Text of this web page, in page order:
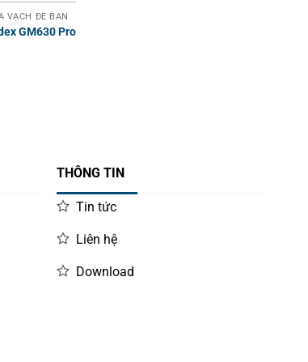
VẠCH ĐỂ BÀN
GM630 Pro
THÔNG TIN
Tin tức
Liên hệ
Download